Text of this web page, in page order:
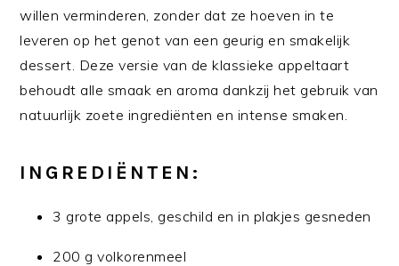
willen verminderen, zonder dat ze hoeven in te
leveren op het genot van een geurig en smakelijk
dessert. Deze versie van de klassieke appeltaart
behoudt alle smaak en aroma dankzij het gebruik van
natuurlijk zoete ingrediënten en intense smaken.
INGREDIËNTEN:
3 grote appels, geschild en in plakjes gesneden
200 g volkorenmeel